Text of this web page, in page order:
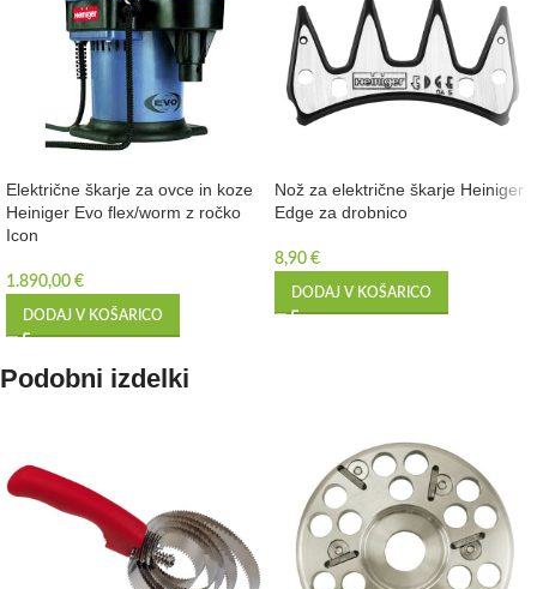
Električne škarje za ovce in koze
Heiniger Evo flex/worm z ročko
Icon
1.890,00 €
DODAJ V KOŠARICO
Nož za električne škarje Heiniger
Edge za drobnico
8,90 €
DODAJ V KOŠARICO
Podobni izdelki